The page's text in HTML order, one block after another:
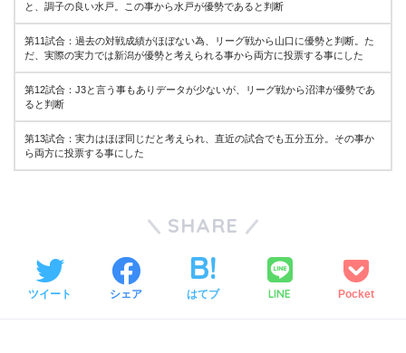
と、調子の良い水戸。この事から水戸が優勢であると判断
第11試合：過去の対戦成績がほぼない為、リーグ戦から山口に優勢と判断。た
だ、実際の実力では新潟が優勢と考えられる事から両方に投票する事にした
第12試合：J3と言う事もありデータが少ないが、リーグ戦から沼津が優勢であ
ると判断
第13試合：実力はほぼ同じだと考えられ、直近の試合でも五分五分。その事か
ら両方に投票する事にした
SHARE
ツイート シェア はてブ LINE Pocket